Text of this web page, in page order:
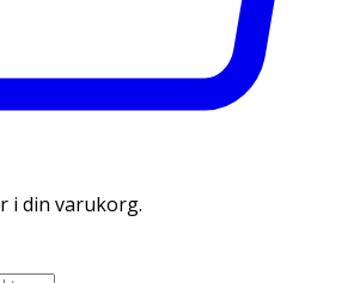
i din varukorg.